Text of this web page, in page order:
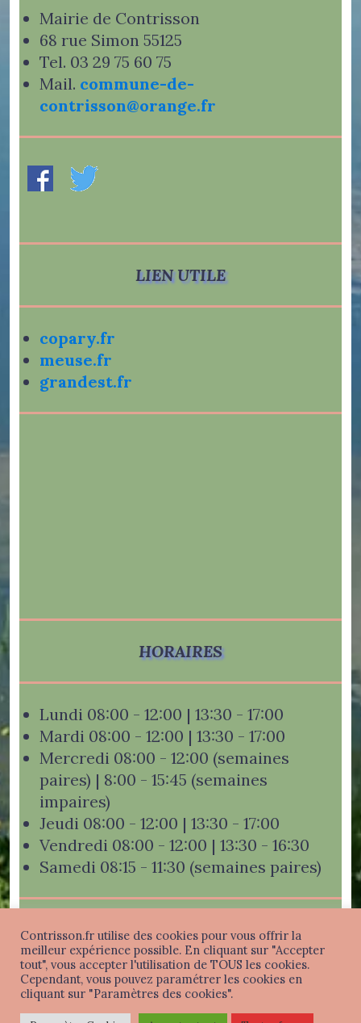
Mairie de Contrisson
68 rue Simon 55125
Tel. 03 29 75 60 75
Mail. commune-de-
contrisson@orange.fr
LIEN UTILE
copary.fr
meuse.fr
grandest.fr
HORAIRES
Lundi 08:00 - 12:00 | 13:30 - 17:00
Mardi 08:00 - 12:00 | 13:30 - 17:00
Mercredi 08:00 - 12:00 (semaines
paires) | 8:00 - 15:45 (semaines
impaires)
Jeudi 08:00 - 12:00 | 13:30 - 17:00
Vendredi 08:00 - 12:00 | 13:30 - 16:30
Samedi 08:15 - 11:30 (semaines paires)
Mentions légales-Politique de confidentialité
Connexion
Contrisson.fr utilise des cookies pour vous offrir la
meilleur expérience possible. En cliquant sur "Accepter
tout", vous accepter l'utilisation de TOUS les cookies.
Cependant, vous pouvez paramétrer les cookies en
cliquant sur "Paramètres des cookies".